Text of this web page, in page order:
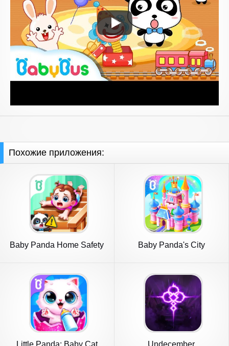
Похожие приложения:
Baby Panda Home Safety Baby Panda's City
Little Panda: Baby Cat Undecember